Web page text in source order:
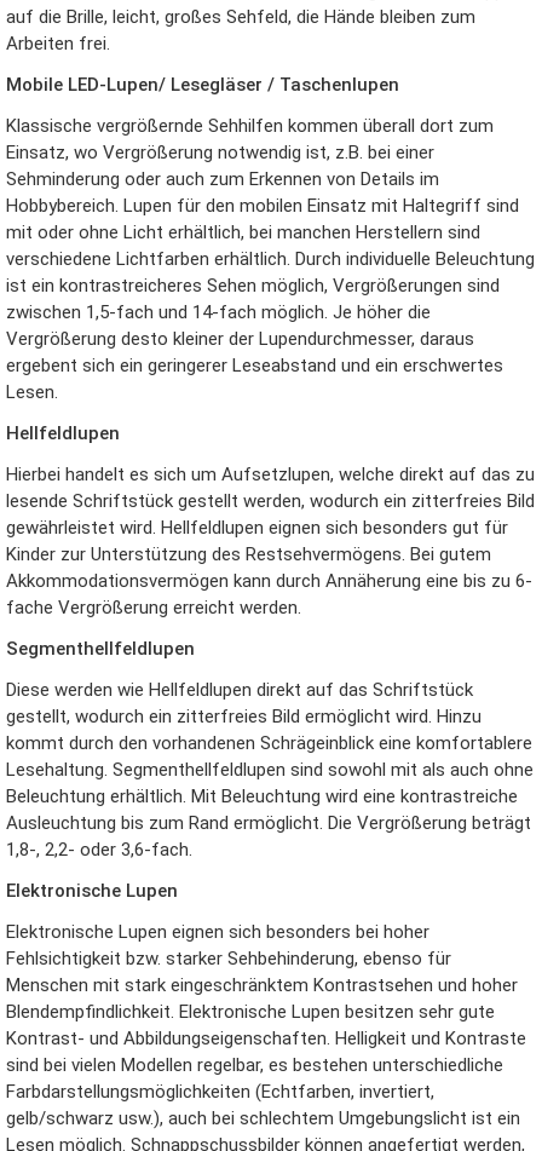
auf die Brille, leicht, großes Sehfeld, die Hände bleiben zum
Arbeiten frei.
Mobile LED-Lupen/ Lesegläser / Taschenlupen
Klassische vergrößernde Sehhilfen kommen überall dort zum
Einsatz, wo Vergrößerung notwendig ist, z.B. bei einer
Sehminderung oder auch zum Erkennen von Details im
Hobbybereich. Lupen für den mobilen Einsatz mit Haltegriff sind
mit oder ohne Licht erhältlich, bei manchen Herstellern sind
verschiedene Lichtfarben erhältlich. Durch individuelle Beleuchtung
ist ein kontrastreicheres Sehen möglich, Vergrößerungen sind
zwischen 1,5-fach und 14-fach möglich. Je höher die
Vergrößerung desto kleiner der Lupendurchmesser, daraus
ergebent sich ein geringerer Leseabstand und ein erschwertes
Lesen.
Hellfeldlupen
Hierbei handelt es sich um Aufsetzlupen, welche direkt auf das zu
lesende Schriftstück gestellt werden, wodurch ein zitterfreies Bild
gewährleistet wird. Hellfeldlupen eignen sich besonders gut für
Kinder zur Unterstützung des Restsehvermögens. Bei gutem
Akkommodationsvermögen kann durch Annäherung eine bis zu 6-
fache Vergrößerung erreicht werden.
Segmenthellfeldlupen
Diese werden wie Hellfeldlupen direkt auf das Schriftstück
gestellt, wodurch ein zitterfreies Bild ermöglicht wird. Hinzu
kommt durch den vorhandenen Schrägeinblick eine komfortablere
Lesehaltung. Segmenthellfeldlupen sind sowohl mit als auch ohne
Beleuchtung erhältlich. Mit Beleuchtung wird eine kontrastreiche
Ausleuchtung bis zum Rand ermöglicht. Die Vergrößerung beträgt
1,8-, 2,2- oder 3,6-fach.
Elektronische Lupen
Elektronische Lupen eignen sich besonders bei hoher
Fehlsichtigkeit bzw. starker Sehbehinderung, ebenso für
Menschen mit stark eingeschränktem Kontrastsehen und hoher
Blendempfindlichkeit. Elektronische Lupen besitzen sehr gute
Kontrast- und Abbildungseigenschaften. Helligkeit und Kontraste
sind bei vielen Modellen regelbar, es bestehen unterschiedliche
Farbdarstellungsmöglichkeiten (Echtfarben, invertiert,
gelb/schwarz usw.), auch bei schlechtem Umgebungslicht ist ein
Lesen möglich. Schnappschussbilder können angefertigt werden,